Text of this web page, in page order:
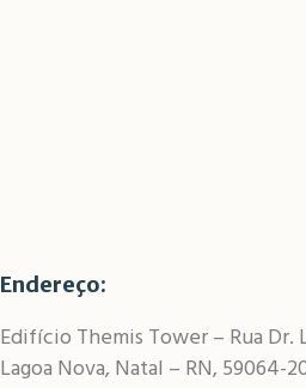
Endereço:
Edifício Themis Tower – Rua Dr.
Lagoa Nova, Natal – RN, 59064-